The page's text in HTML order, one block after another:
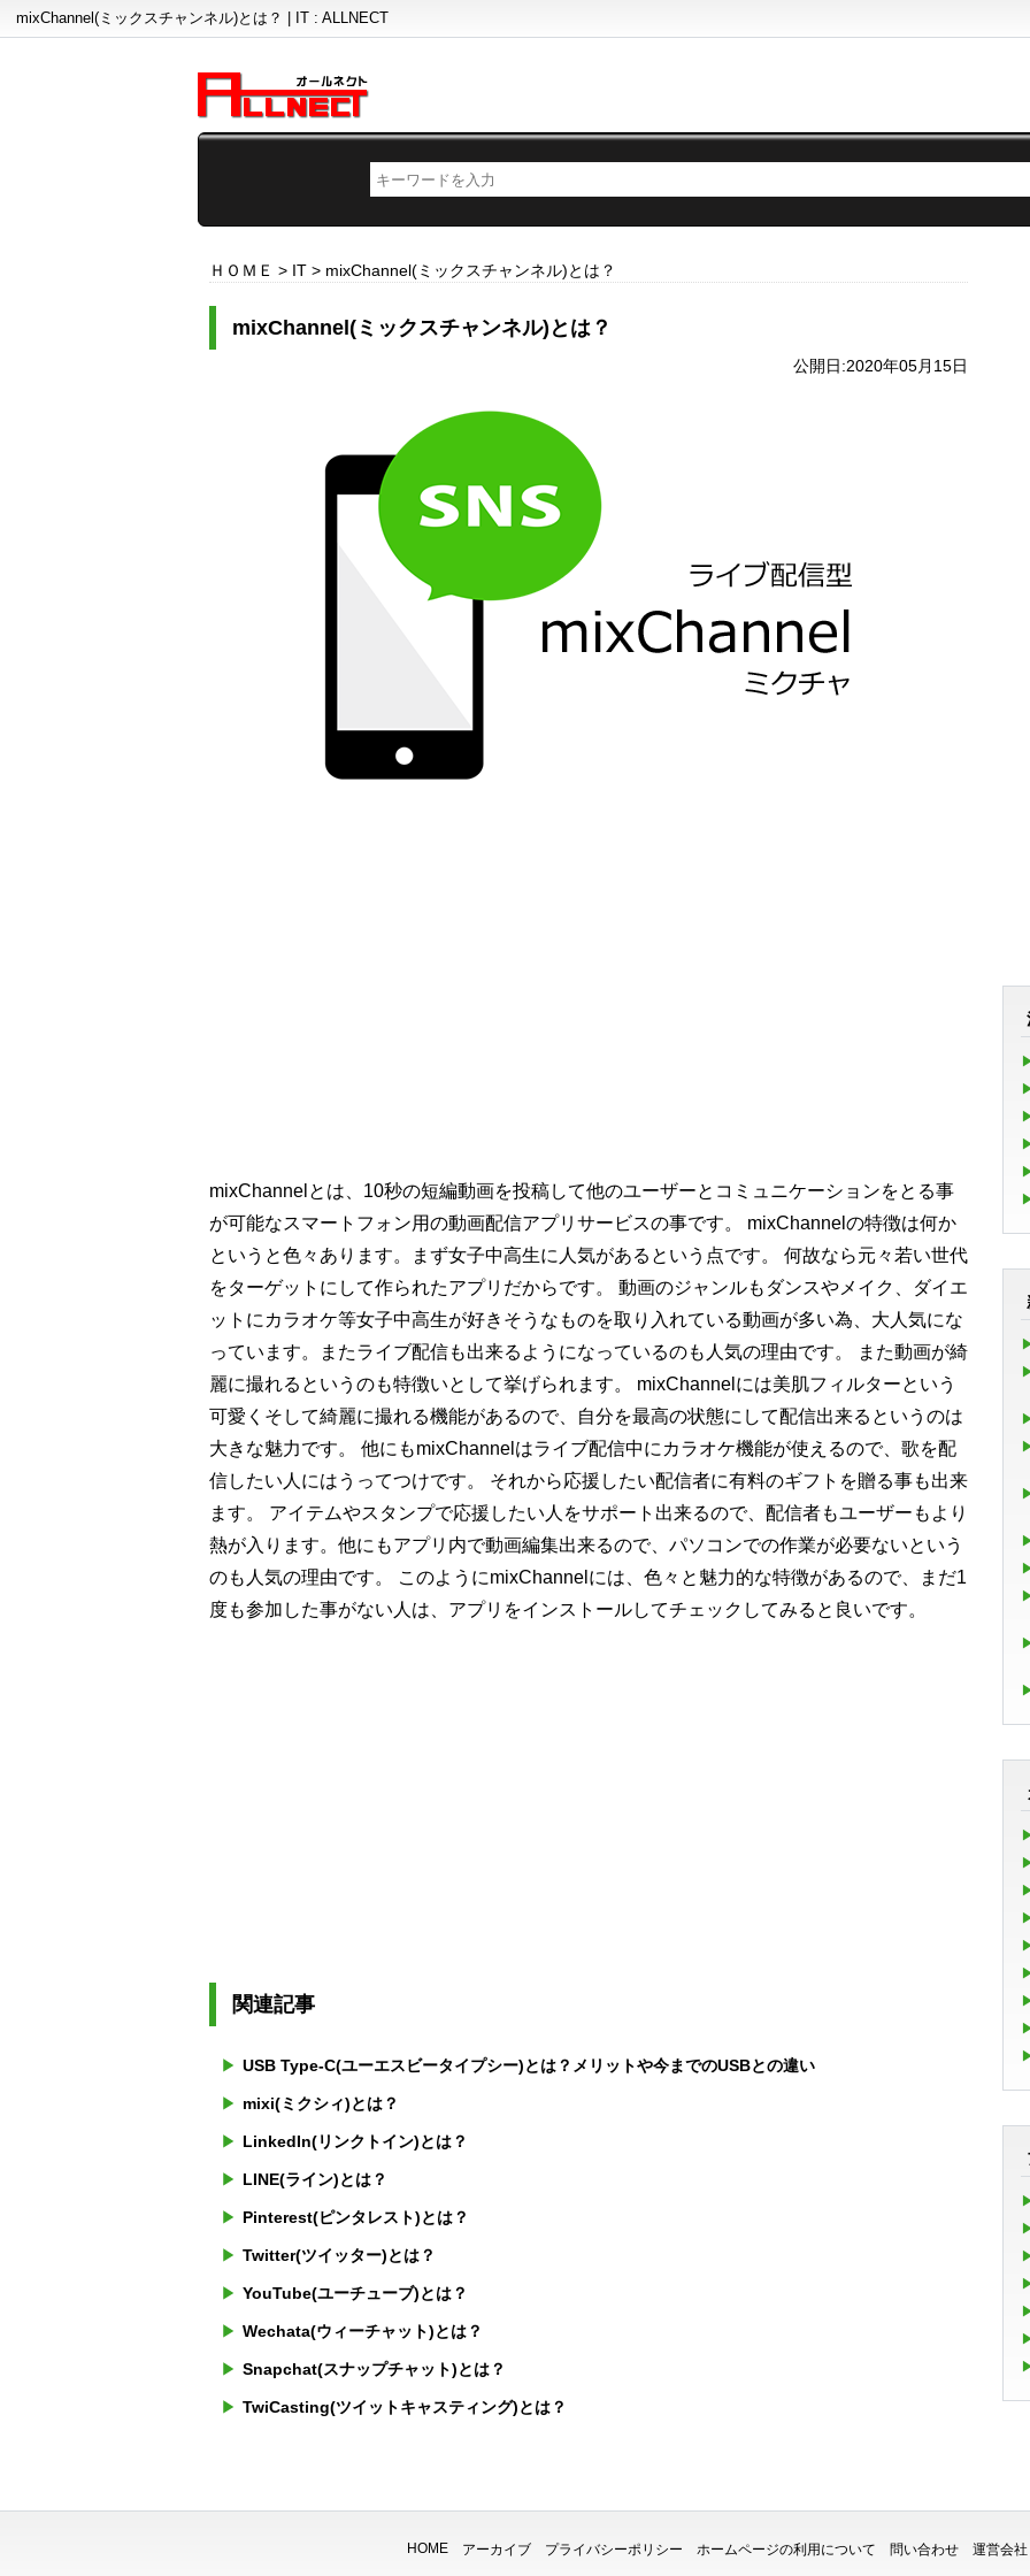
mixChannel(ミックスチャンネル)とは？ | IT : ALLNECT
ＨＯＭＥ > IT > mixChannel(ミックスチャンネル)とは？
mixChannel(ミックスチャンネル)とは？
公開日:2020年05月15日
mixChannelとは、10秒の短編動画を投稿して他のユーザーとコミュニケーションをとる事
が可能なスマートフォン用の動画配信アプリサービスの事です。 mixChannelの特徴は何か
というと色々あります。まず女子中高生に人気があるという点です。 何故なら元々若い世代
をターゲットにして作られたアプリだからです。 動画のジャンルもダンスやメイク、ダイエ
ットにカラオケ等女子中高生が好きそうなものを取り入れている動画が多い為、大人気にな
っています。またライブ配信も出来るようになっているのも人気の理由です。 また動画が綺
麗に撮れるというのも特徴いとして挙げられます。 mixChannelには美肌フィルターという
可愛くそして綺麗に撮れる機能があるので、自分を最高の状態にして配信出来るというのは
大きな魅力です。 他にもmixChannelはライブ配信中にカラオケ機能が使えるので、歌を配
信したい人にはうってつけです。 それから応援したい配信者に有料のギフトを贈る事も出来
ます。 アイテムやスタンプで応援したい人をサポート出来るので、配信者もユーザーもより
熱が入ります。他にもアプリ内で動画編集出来るので、パソコンでの作業が必要ないという
のも人気の理由です。 このようにmixChannelには、色々と魅力的な特徴があるので、まだ1
度も参加した事がない人は、アプリをインストールしてチェックしてみると良いです。
関連記事
USB Type-C(ユーエスビータイプシー)とは？メリットや今までのUSBとの違い
mixi(ミクシィ)とは？
LinkedIn(リンクトイン)とは？
LINE(ライン)とは？
Pinterest(ピンタレスト)とは？
Twitter(ツイッター)とは？
YouTube(ユーチューブ)とは？
Wechata(ウィーチャット)とは？
Snapchat(スナップチャット)とは？
TwiCasting(ツイットキャスティング)とは？
HOME アーカイブ プライバシーポリシー ホームページの利用について 問い合わせ 運営会社